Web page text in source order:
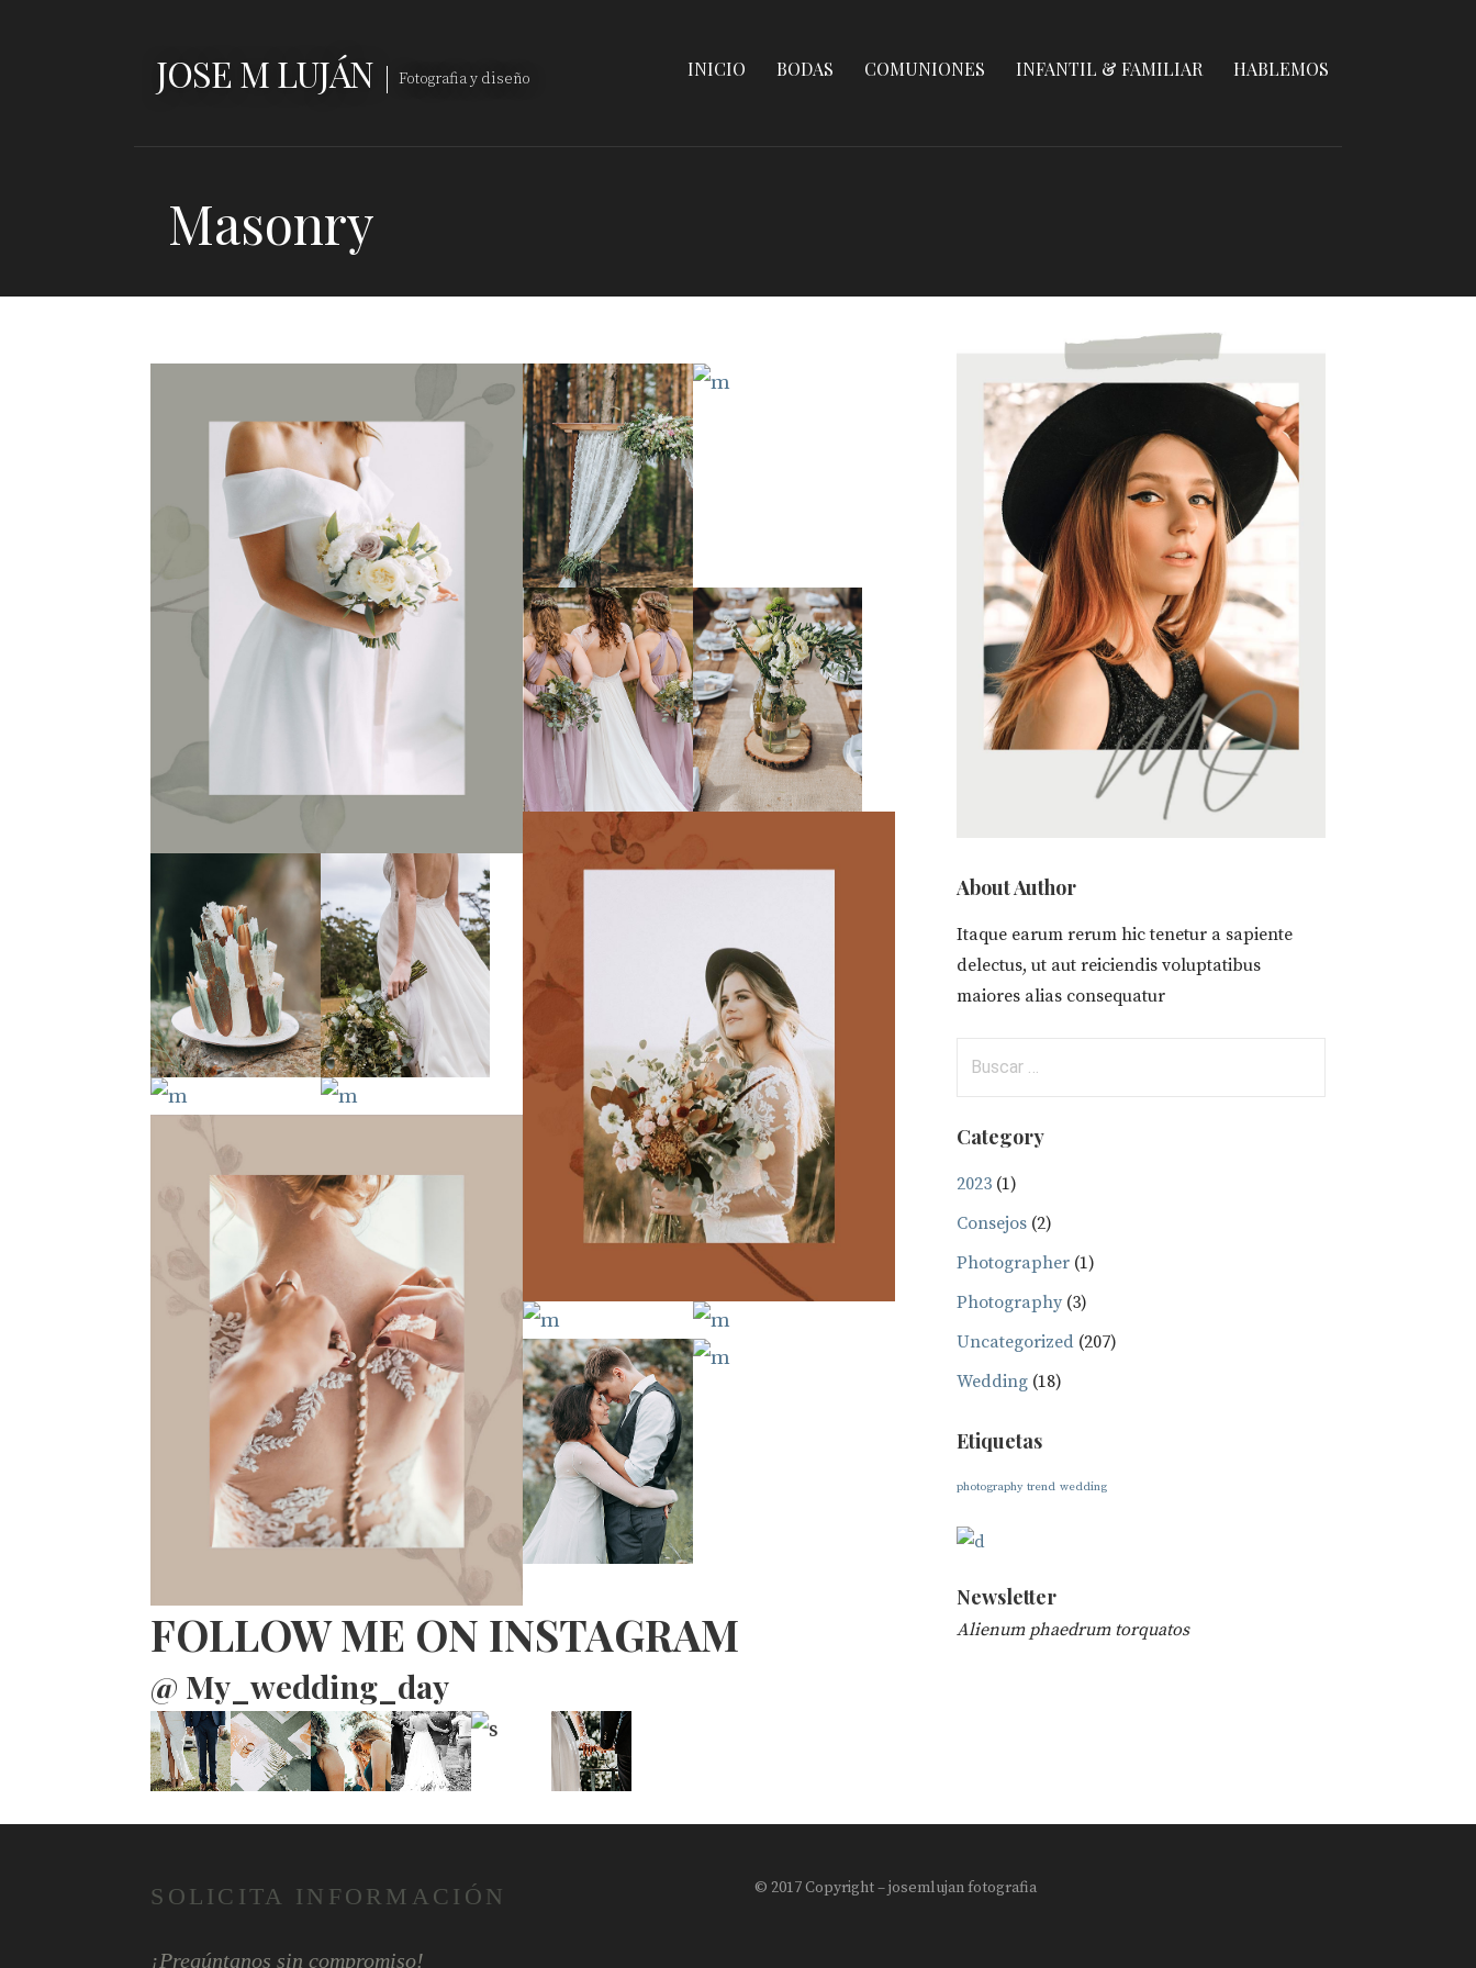
JOSE M LUJÁN Fotografia y diseño INICIO BODAS COMUNIONES INFANTIL & FAMILIAR HABLEMOS
Masonry
FOLLOW ME ON INSTAGRAM
@ My_wedding_day
About Author
Itaque earum rerum hic tenetur a sapiente
delectus, ut aut reiciendis voluptatibus
maiores alias consequatur
Category
2023(1)
Consejos(2)
Photographer(1)
Photography(3)
Uncategorized(207)
Wedding(18)
Etiquetas
photography trend wedding
Newsletter
Alienum phaedrum torquatos
SOLICITA INFORMACIÓN
¡Pregúntanos sin compromiso!
© 2017 Copyright – josemlujan fotografia